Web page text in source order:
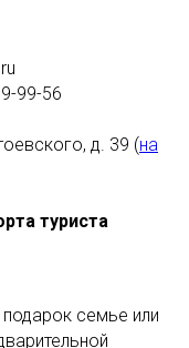
99-56
д. 39 (на
туриста
семье или